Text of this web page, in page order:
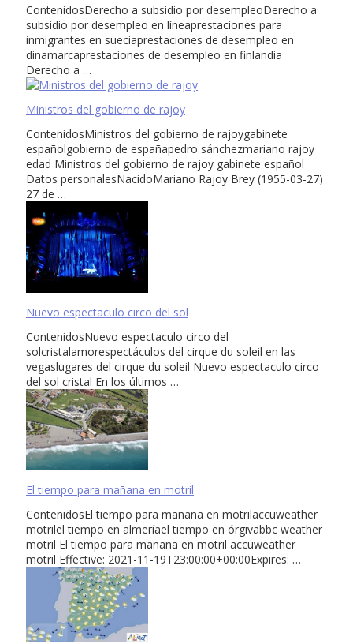
ContenidosDerecho a subsidio por desempleoDerecho a
subsidio por desempleo en líneaprestaciones para
inmigrantes en sueciaprestaciones de desempleo en
dinamarcaprestaciones de desempleo en finlandia
Derecho a …
Ministros del gobierno de rajoy
ContenidosMinistros del gobierno de rajoygabinete
españolgobierno de españapedro sánchezmariano rajoy
edad Ministros del gobierno de rajoy gabinete español
Datos personalesNacidoMariano Rajoy Brey (1955-03-27)
27 de …
Nuevo espectaculo circo del sol
ContenidosNuevo espectaculo circo del
solcristalamorespectáculos del cirque du soleil en las
vegaslugares del cirque du soleil Nuevo espectaculo circo
del sol cristal En los últimos …
El tiempo para mañana en motril
ContenidosEl tiempo para mañana en motrilaccuweather
motrilel tiempo en almeríael tiempo en órgivabbc weather
motril El tiempo para mañana en motril accuweather
motril Effective: 2021-11-19T23:00:00+00:00Expires: …